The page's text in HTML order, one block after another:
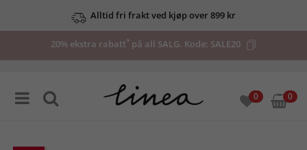
Alltid fri frakt ved kjøp over 899 kr
20% ekstra rabatt* på all SALG. Kode: SALE20
0 0